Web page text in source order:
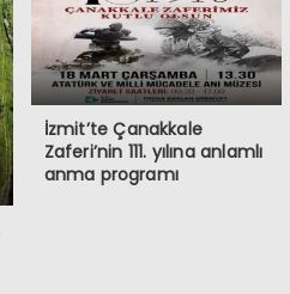
İzmit’te Çanakkale
Zaferi’nin 111. yılına anlamlı
anma programı